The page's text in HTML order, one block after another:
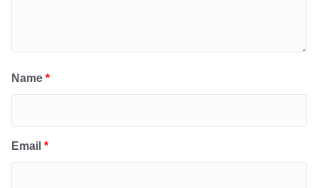
Name *
Email *